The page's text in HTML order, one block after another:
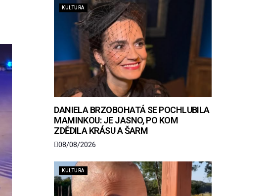
KULTURA
DANIELA BRZOBOHATÁ SE POCHLUBILA
MAMINKOU: JE JASNO, PO KOM
ZDĚDILA KRÁSU A ŠARM
08/08/2026
KULTURA